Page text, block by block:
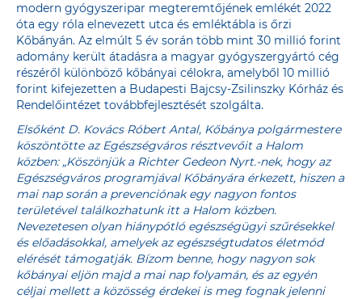
modern gyógyszeripar megteremtőjének emlékét 2022
óta egy róla elnevezett utca és emléktábla is őrzi
Kőbányán. Az elmúlt 5 év során több mint 30 millió forint
adomány került átadásra a magyar gyógyszergyártó cég
részéről különböző kőbányai célokra, amelyből 10 millió
forint kifejezetten a Budapesti Bajcsy-Zsilinszky Kórház és
Rendelőintézet továbbfejlesztését szolgálta.
Elsőként D. Kovács Róbert Antal, Kőbánya polgármestere
köszöntötte az Egészségváros résztvevőit a Halom
közben: „Köszönjük a Richter Gedeon Nyrt.-nek, hogy az
Egészségváros programjával Kőbányára érkezett, hiszen a
mai nap során a prevenciónak egy nagyon fontos
területével találkozhatunk itt a Halom közben.
Nevezetesen olyan hiánypótló egészségügyi szűrésekkel
és előadásokkal, amelyek az egészségtudatos életmód
elérését támogatják. Bízom benne, hogy nagyon sok
kőbányai eljön majd a mai nap folyamán, és az egyén
céljai mellett a közösség érdekei is meg fognak jelenni